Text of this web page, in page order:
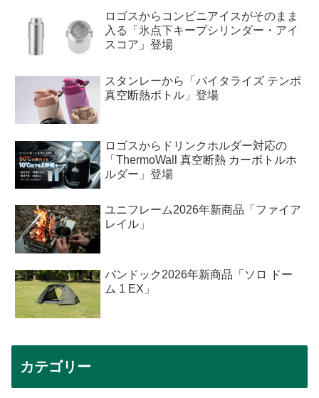
ロゴスからコンビニアイスがそのまま
入る「氷点下キープシリンダー・アイ
スコア」登場
スタンレーから「バイタライズ テンポ
真空断熱ボトル」登場
ロゴスからドリンクホルダー対応の
「ThermoWall 真空断熱 カーボトルホ
ルダー」登場
ユニフレーム2026年新商品「ファイア
レイル」
バンドック2026年新商品「ソロ ドー
ム 1 EX」
カテゴリー